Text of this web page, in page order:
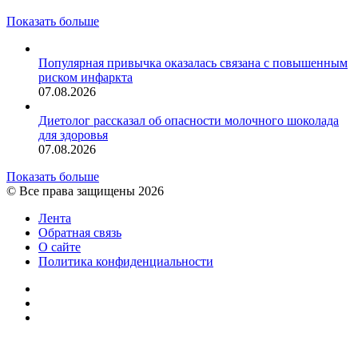
Показать больше
Популярная привычка оказалась связана с повышенным
риском инфаркта
07.08.2026
Диетолог рассказал об опасности молочного шоколада
для здоровья
07.08.2026
Показать больше
© Все права защищены 2026
Лента
Обратная связь
О сайте
Политика конфиденциальности